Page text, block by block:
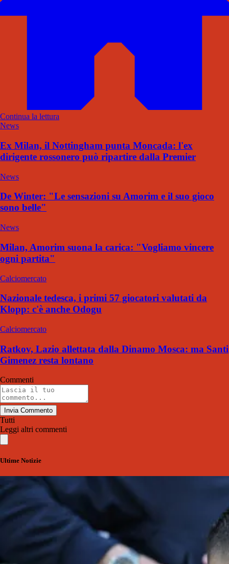
Continua la lettura
News
Ex Milan, il Nottingham punta Moncada: l'ex
dirigente rossonero può ripartire dalla Premier
News
De Winter: "Le sensazioni su Amorim e il suo gioco
sono belle"
News
Milan, Amorim suona la carica: "Vogliamo vincere
ogni partita"
Calciomercato
Nazionale tedesca, i primi 57 giocatori valutati da
Klopp: c'è anche Odogu
Calciomercato
Ratkov, Lazio allettata dalla Dinamo Mosca: ma Santi
Gimenez resta lontano
Commenti
Invia Commento
Tutti
Leggi altri commenti
Ultime Notizie